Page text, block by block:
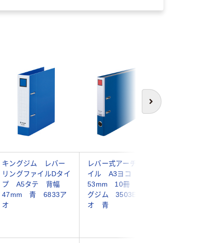
次へ
キングジム レバー
リングファイルDタイ
プ A5タテ 背幅
47mm 青 6833ア
オ
レバー式アーチファ
イル A3ヨコ 背幅
53mm 10冊 キン
グジム 3503Eア
オ 青